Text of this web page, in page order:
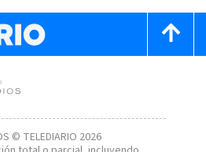
© TELEDIARIO 2026